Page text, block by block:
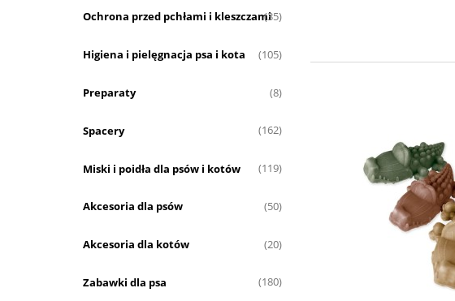
Ochrona przed pchłami i kleszczami(35)
Higiena i pielęgnacja psa i kota (105)
Preparaty (8)
Spacery (162)
Miski i poidła dla psów i kotów (119)
Akcesoria dla psów (50)
Akcesoria dla kotów (20)
Zabawki dla psa (180)